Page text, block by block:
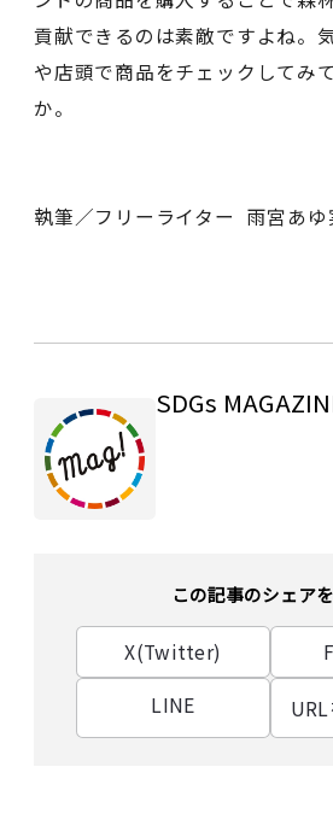
貢献できるのは素敵ですよね。
や店頭で商品をチェックしてみ
か。
執筆／フリーライター 雨宮あゆ
SDGs
この記事のシェア
X(Twitter)
LINE